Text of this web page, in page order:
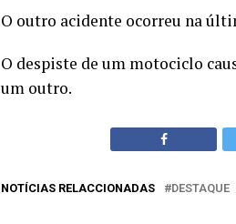
O outro acidente ocorreu na
O despiste de um motociclo
um outro.
NOTÍCIAS RELACCIONADAS DESTAQUE